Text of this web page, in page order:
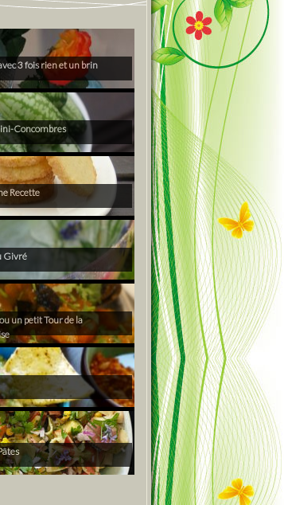
3 fois rien et un brin
Concombres
Recette
Givré
un petit Tour de la